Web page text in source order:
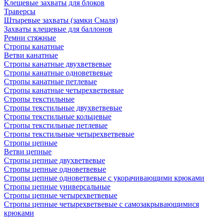
Клещевые захваты для блоков
Траверсы
Штыревые захваты (замки Смаля)
Захваты клещевые для баллонов
Ремни стяжные
Стропы канатные
Ветви канатные
Стропы канатные двухветвевые
Стропы канатные одноветвевые
Стропы канатные петлевые
Стропы канатные четырехветвевые
Стропы текстильные
Стропы текстильные двухветвевые
Стропы текстильные кольцевые
Стропы текстильные петлевые
Стропы текстильные четырехветвевые
Стропы цепные
Ветви цепные
Стропы цепные двухветвевые
Стропы цепные одноветвевые
Стропы цепные одноветвевые с укорачивающими крюками
Стропы цепные универсальные
Стропы цепные четырехветвевые
Стропы цепные четырехветвевые с самозакрывающимися
крюками